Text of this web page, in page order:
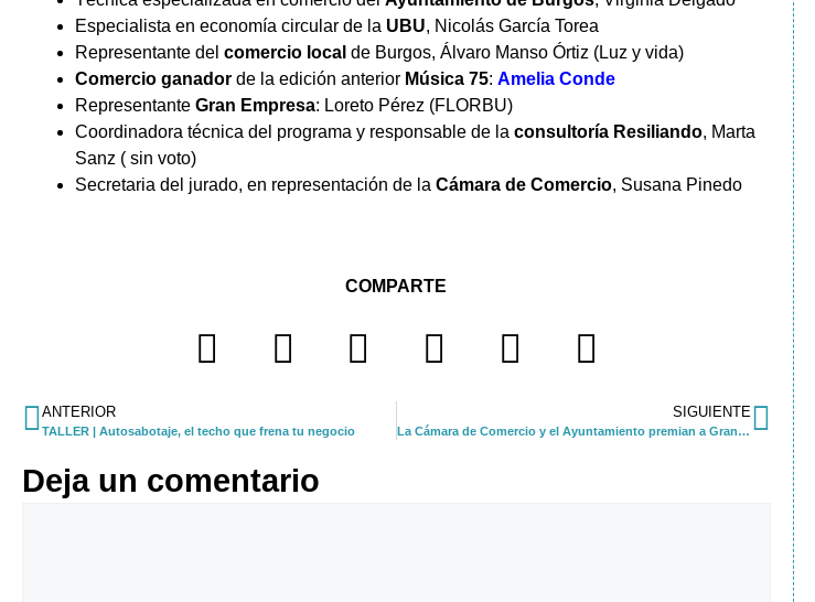
Especialista en economía circular de la UBU, Nicolás García Torea
Representante del comercio local de Burgos, Álvaro Manso Órtiz (Luz y vida)
Comercio ganador de la edición anterior Música 75: Amelia Conde
Representante Gran Empresa: Loreto Pérez (FLORBU)
Coordinadora técnica del programa y responsable de la consultoría Resiliando, Marta
Sanz ( sin voto)
Secretaria del jurado, en representación de la Cámara de Comercio, Susana Pinedo
COMPARTE
ANTERIOR
TALLER | Autosabotaje, el techo que frena tu negocio
SIGUIENTE
La Cámara de Comercio y el Ayuntamiento premian a Gran Lencería como mejor comercio sostenible de Burgos
Deja un comentario